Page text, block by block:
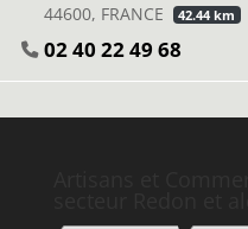
44600, FRANCE
42.44 km
02 40 22 49 68